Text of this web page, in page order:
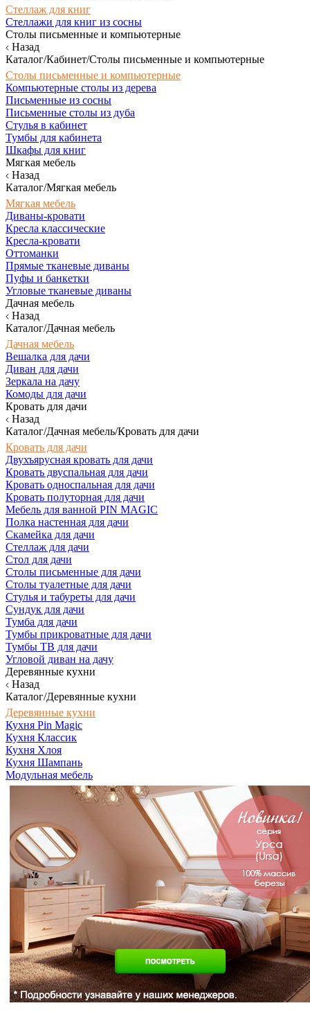
Стеллаж для книг
Стеллажи для книг из сосны
Столы письменные и компьютерные
Назад
Каталог/Кабинет/Столы письменные и компьютерные
Столы письменные и компьютерные
Компьютерные столы из дерева
Письменные из сосны
Письменные столы из дуба
Стулья в кабинет
Тумбы для кабинета
Шкафы для книг
Мягкая мебель
Назад
Каталог/Мягкая мебель
Мягкая мебель
Диваны-кровати
Кресла классические
Кресла-кровати
Оттоманки
Прямые тканевые диваны
Пуфы и банкетки
Угловые тканевые диваны
Дачная мебель
Назад
Каталог/Дачная мебель
Дачная мебель
Вешалка для дачи
Диван для дачи
Зеркала на дачу
Комоды для дачи
Кровать для дачи
Назад
Каталог/Дачная мебель/Кровать для дачи
Кровать для дачи
Двухъярусная кровать для дачи
Кровать двуспальная для дачи
Кровать односпальная для дачи
Кровать полуторная для дачи
Мебель для ванной PIN MAGIC
Полка настенная для дачи
Скамейка для дачи
Стеллаж для дачи
Стол для дачи
Столы письменные для дачи
Столы туалетные для дачи
Стулья и табуреты для дачи
Сундук для дачи
Тумба для дачи
Тумбы прикроватные для дачи
Тумбы ТВ для дачи
Угловой диван на дачу
Деревянные кухни
Назад
Каталог/Деревянные кухни
Деревянные кухни
Кухня Pin Magic
Кухня Классик
Кухня Хлоя
Кухня Шампань
Модульная мебель